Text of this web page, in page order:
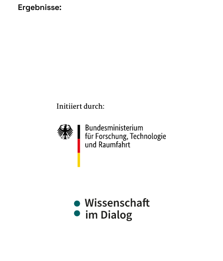
Ergebnisse: